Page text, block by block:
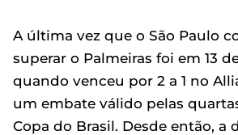
A última vez que o São Paulo
superar o Palmeiras foi em 13
quando venceu por 2 a 1 no
um embate válido pelas
Copa do Brasil. Desde então, a